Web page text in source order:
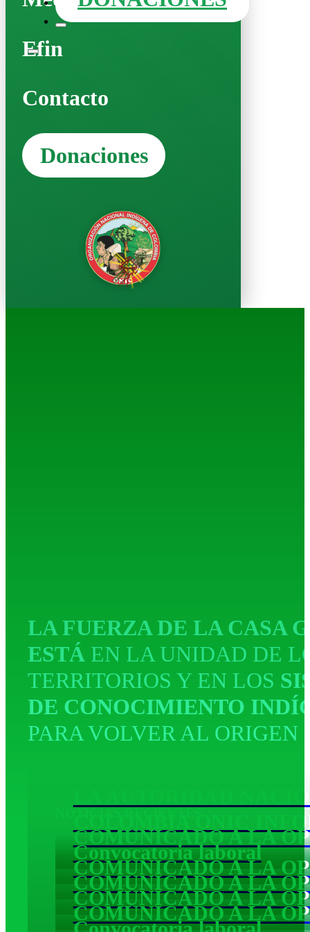
Efin
Contacto
Donaciones
LA FUERZA DE LA CASA
ESTÁ EN LA UNIDAD DE
TERRITORIOS Y EN LOS
DE CONOCIMIENTO
PARA VOLVER AL ORIGEN
COLOMBIA ONIC
COMUNICADO A LA
Convocatoria laboral
COMUNICADO A LA
COMUNICADO A LA
COMUNICADO A LA
COMUNICADO A LA